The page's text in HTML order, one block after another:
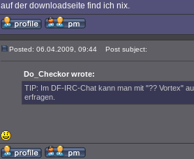
auf der downloadseite find ich nix.
Posted: 06.04.2009, 09:44 Post subject:
Do_Checkor wrote:
TIP: Im DF-IRC-Chat kann man mit "?? Vortex"
erfragen.